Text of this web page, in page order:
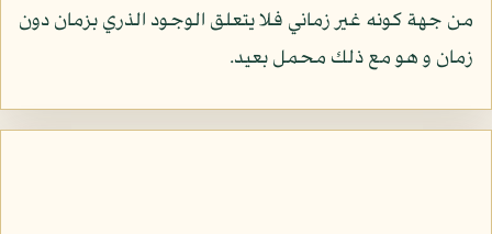
من جهة كونه غير زماني فلا يتعلق الوجود الذري بزمان دون
زمان و هو مع ذلك محمل بعيد.